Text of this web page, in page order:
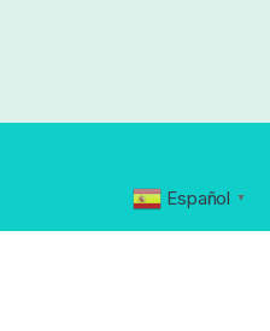
Español ▼